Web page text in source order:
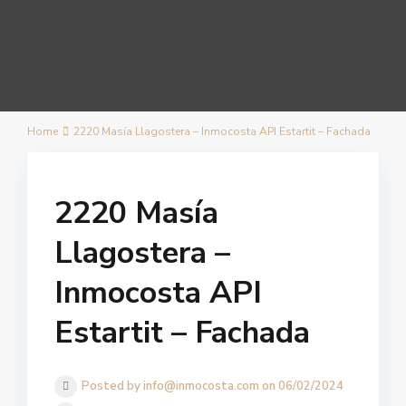
Home 2220 Masía Llagostera – Inmocosta API Estartit – Fachada
2220 Masía
Llagostera –
Inmocosta API
Estartit – Fachada
Posted by info@inmocosta.com on 06/02/2024